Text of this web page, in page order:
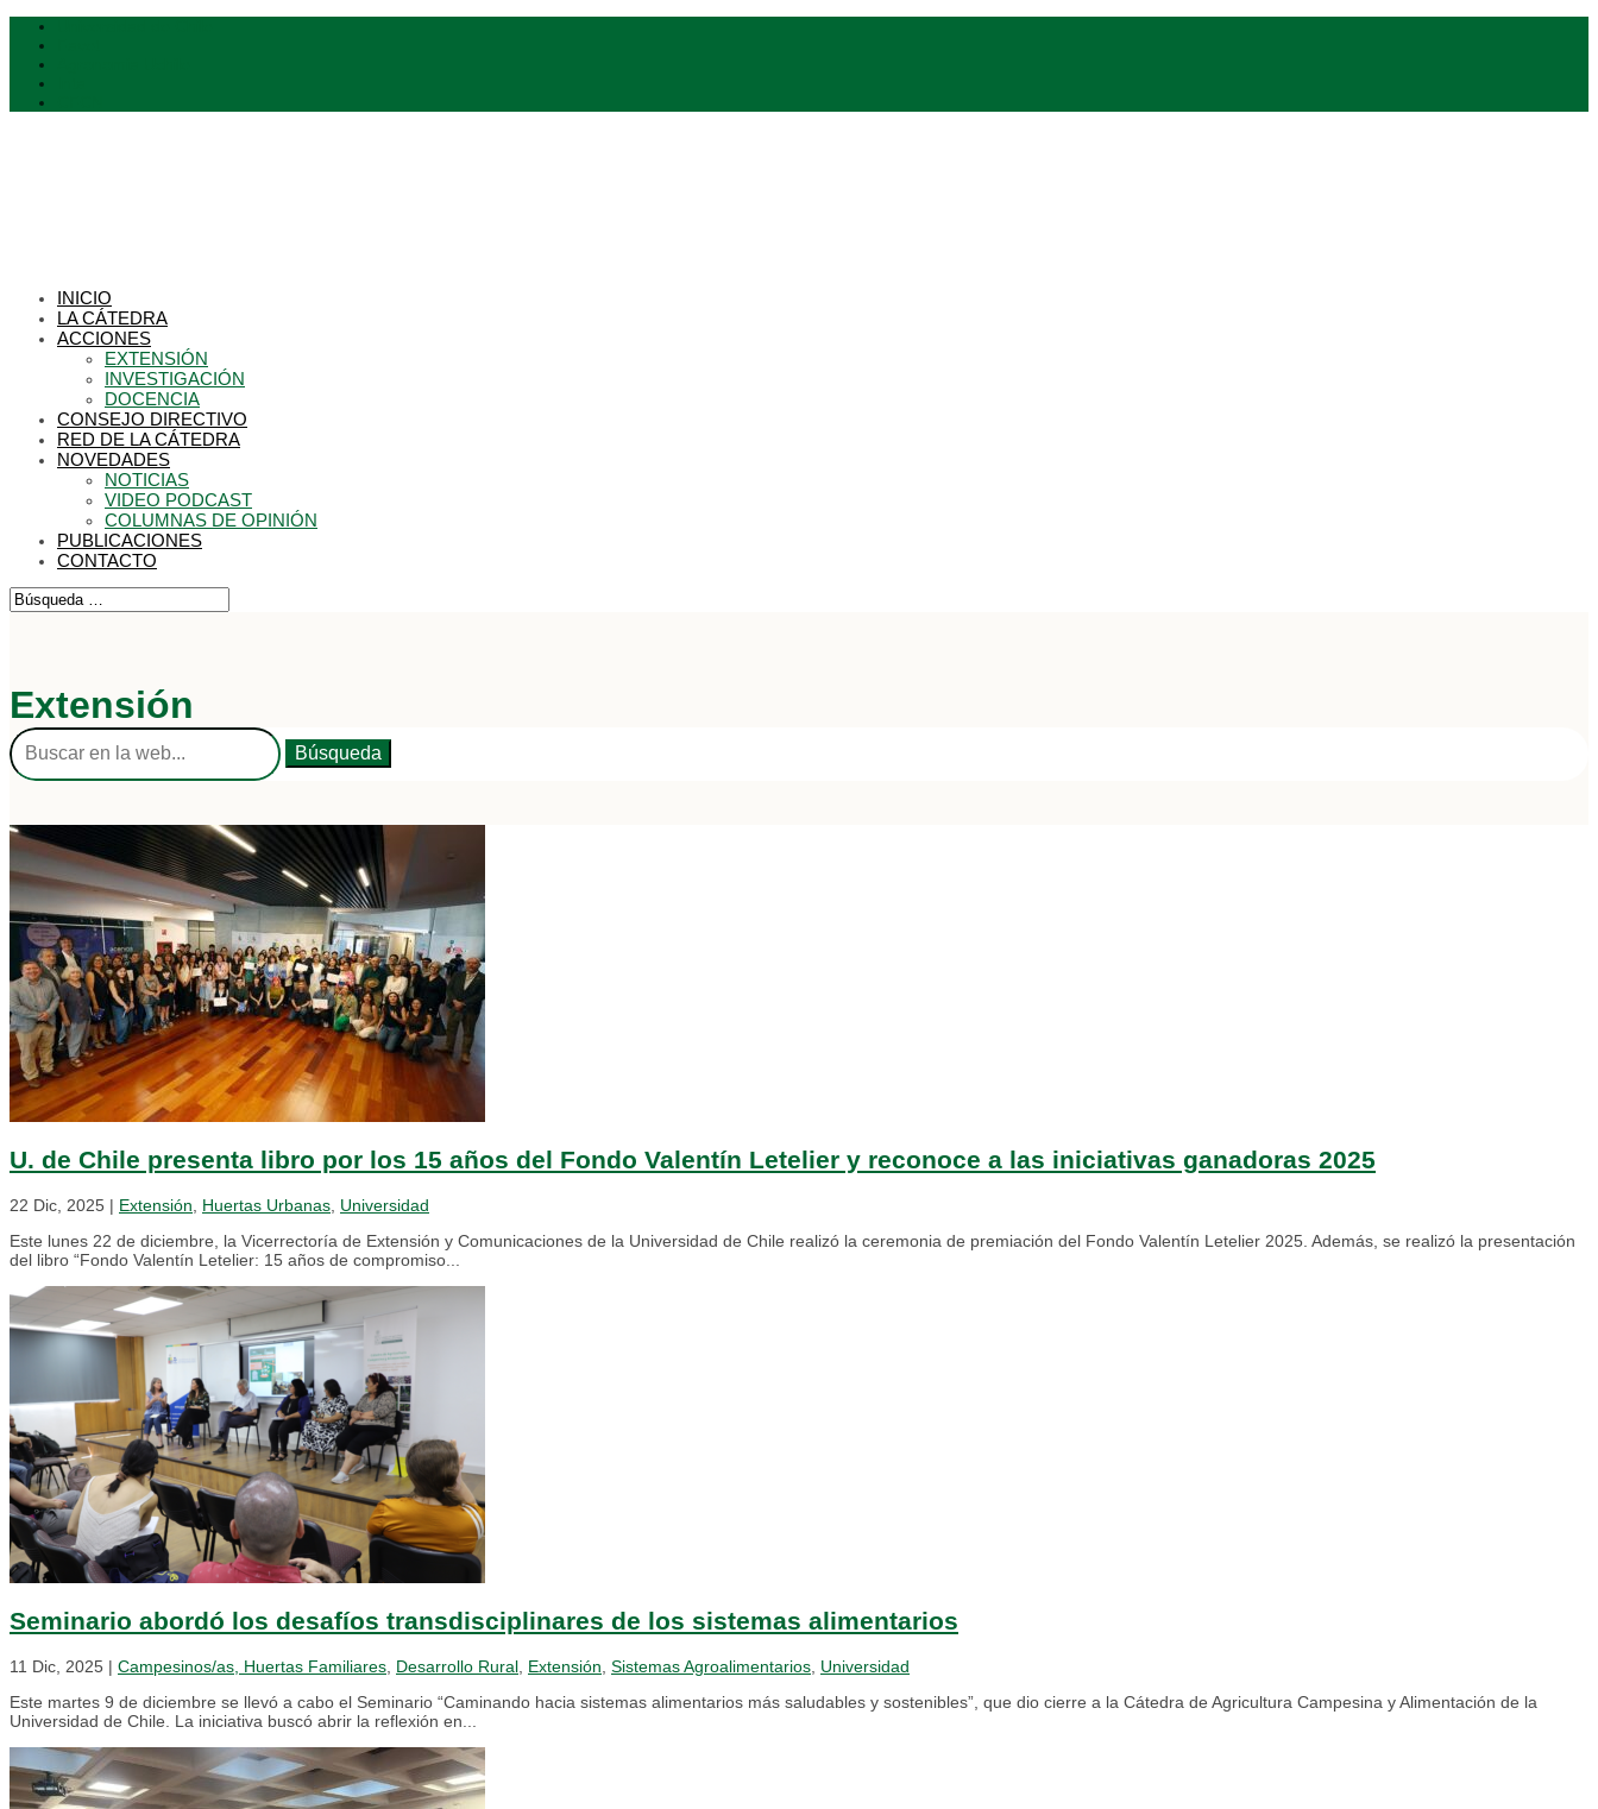
INICIO
LA CÁTEDRA
ACCIONES
EXTENSIÓN
INVESTIGACIÓN
DOCENCIA
CONSEJO DIRECTIVO
RED DE LA CÁTEDRA
NOVEDADES
NOTICIAS
VIDEO PODCAST
COLUMNAS DE OPINIÓN
PUBLICACIONES
CONTACTO
Extensión
Buscar:
U. de Chile presenta libro por los 15 años del Fondo Valentín Letelier y reconoce a las iniciativas ganadoras 2025
22 Dic, 2025 | Extensión Huertas Urbanas Universidad
Este lunes 22 de diciembre, la Vicerrectoría de Extensión y Comunicaciones de la Universidad de Chile realizó la ceremonia de premiación del Fondo Valentín Letelier 2025. Además, se realizó la presentación
del libro “Fondo Valentín Letelier: 15 años de compromiso...
Seminario abordó los desafíos transdisciplinares de los sistemas alimentarios
11 Dic, 2025 | Campesinos/as, Huertas Familiares Desarrollo Rural Extensión Sistemas Agroalimentarios Universidad
Este martes 9 de diciembre se llevó a cabo el Seminario “Caminando hacia sistemas alimentarios más saludables y sostenibles”, que dio cierre a la Cátedra de Agricultura Campesina y Alimentación de la
Universidad de Chile. La iniciativa buscó abrir la reflexión en...